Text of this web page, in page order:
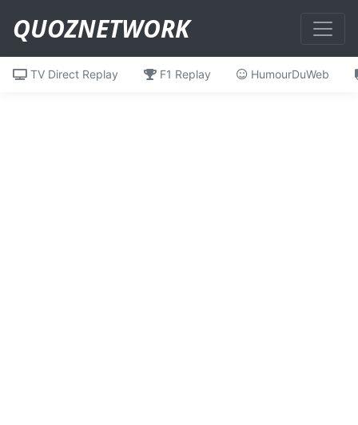
QUOZNETWORK
TV Direct Replay F1 Replay HumourDuWeb